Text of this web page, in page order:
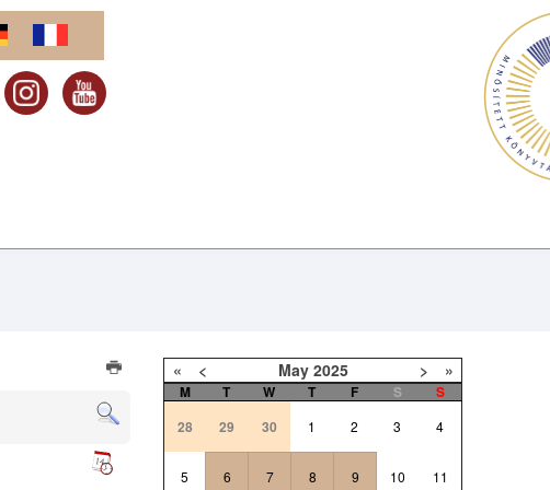
« < May 2025 > »
M T W T F S
S
28
29 30 1 2 3 4
5 6 7 8 9 10 11